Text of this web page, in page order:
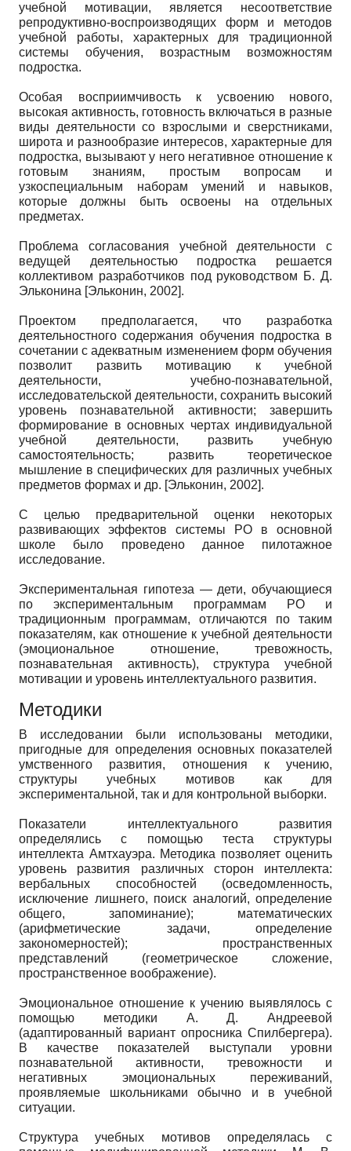
учебной мотивации, является несоответствие
репродуктивно-воспроизводящих форм и методов
учебной работы, характерных для традиционной
системы обучения, возрастным возможностям
подростка.
Особая восприимчивость к усвоению нового,
высокая активность, готовность включаться в разные
виды деятельности со взрослыми и сверстниками,
широта и разнообразие интересов, характерные для
подростка, вызывают у него негативное отношение к
готовым знаниям, простым вопросам и
узкоспециальным наборам умений и навыков,
которые должны быть освоены на отдельных
предметах.
Проблема согласования учебной деятельности с
ведущей деятельностью подростка решается
коллективом разработчиков под руководством Б. Д.
Эльконина [Эльконин, 2002].
Проектом предполагается, что разработка
деятельностного содержания обучения подростка в
сочетании с адекватным изменением форм обучения
позволит развить мотивацию к учебной
деятельности, учебно-познавательной,
исследовательской деятельности, сохранить высокий
уровень познавательной активности; завершить
формирование в основных чертах индивидуальной
учебной деятельности, развить учебную
самостоятельность; развить теоретическое
мышление в специфических для различных учебных
предметов формах и др. [Эльконин, 2002].
С целью предварительной оценки некоторых
развивающих эффектов системы РО в основной
школе было проведено данное пилотажное
исследование.
Экспериментальная гипотеза — дети, обучающиеся
по экспериментальным программам РО и
традиционным программам, отличаются по таким
показателям, как отношение к учебной деятельности
(эмоциональное отношение, тревожность,
познавательная активность), структура учебной
мотивации и уровень интеллектуального развития.
Методики
В исследовании были использованы методики,
пригодные для определения основных показателей
умственного развития, отношения к учению,
структуры учебных мотивов как для
экспериментальной, так и для контрольной выборки.
Показатели интеллектуального развития
определялись с помощью теста структуры
интеллекта Амтхауэра. Методика позволяет оценить
уровень развития различных сторон интеллекта:
вербальных способностей (осведомленность,
исключение лишнего, поиск аналогий, определение
общего, запоминание); математических
(арифметические задачи, определение
закономерностей); пространственных
представлений (геометрическое сложение,
пространственное воображение).
Эмоциональное отношение к учению выявлялось с
помощью методики А. Д. Андреевой
(адаптированный вариант опросника Спилбергера).
В качестве показателей выступали уровни
познавательной активности, тревожности и
негативных эмоциональных переживаний,
проявляемые школьниками обычно и в учебной
ситуации.
Структура учебных мотивов определялась с